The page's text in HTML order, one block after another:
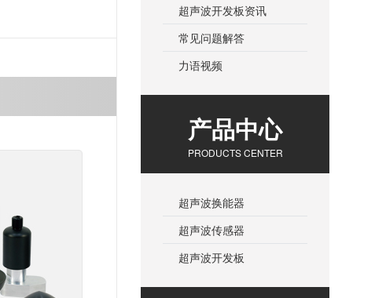
超声波开发板资讯
常见问题解答
力语视频
产品中心
PRODUCTS CENTER
超声波换能器
超声波传感器
超声波开发板